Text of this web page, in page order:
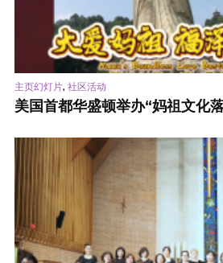
主页幻灯片, 社区活动
美国首都华盛顿举办“妈祖文化